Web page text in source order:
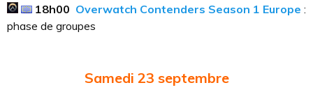
18h00 Overwatch Contenders Season 1 Europe :
phase de groupes
Samedi 23 septembre